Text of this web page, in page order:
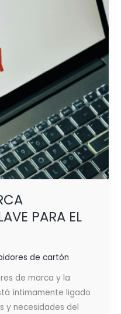
PARA EL
de cartón
de marca y la
íntimamente ligado
y necesidades del